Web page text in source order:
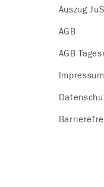
Auszug
AGB
AGB
Impressum